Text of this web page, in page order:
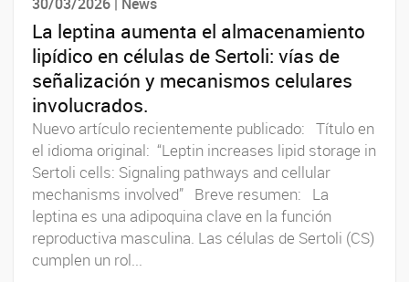
La leptina aumenta el almacenamiento
lipídico en células de Sertoli: vías de
señalización y mecanismos celulares
involucrados.
Nuevo artículo recientemente publicado: Título en
el idioma original: “Leptin increases lipid storage in
Sertoli cells: Signaling pathways and cellular
mechanisms involved” Breve resumen: La
leptina es una adipoquina clave en la función
reproductiva masculina. Las células de Sertoli (CS)
cumplen un rol...